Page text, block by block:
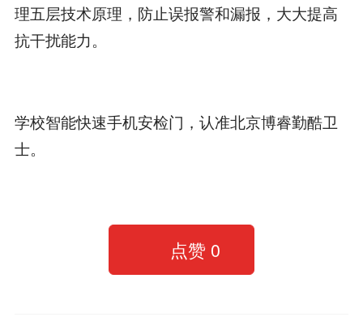
理五层技术原理，防止误报警和漏报，大大提高
抗干扰能力。
学校智能快速手机安检门，认准北京博睿勤酷卫
士。
点赞 0